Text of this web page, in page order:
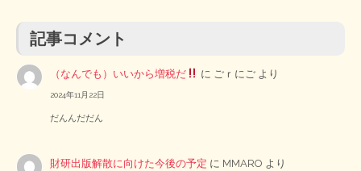
記事コメント
（なんでも）いいから増税だ に ごｒにご より
2024年11月22日
だんんだだん
財研出版解散に向けた今後の予定 に MMARO より